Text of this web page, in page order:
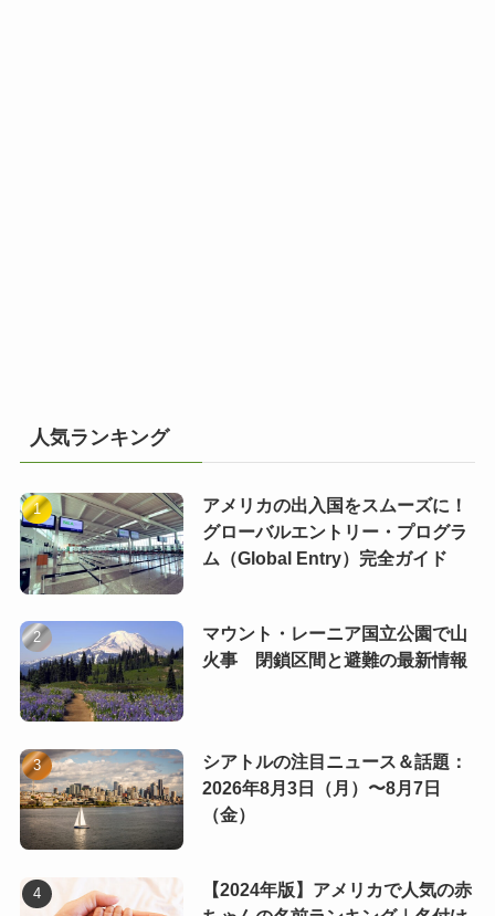
人気ランキング
アメリカの出入国をスムーズに！
グローバルエントリー・プログラ
ム（Global Entry）完全ガイド
マウント・レーニア国立公園で山
火事 閉鎖区間と避難の最新情報
シアトルの注目ニュース＆話題：
2026年8月3日（月）〜8月7日
（金）
【2024年版】アメリカで人気の赤